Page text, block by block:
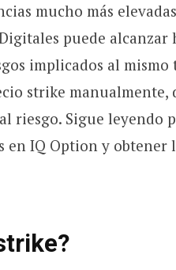
mucho más
puede alcanzar
implicados al mismo
strike manualmente,
riesgo. Sigue leyendo
en IQ Option y obtener